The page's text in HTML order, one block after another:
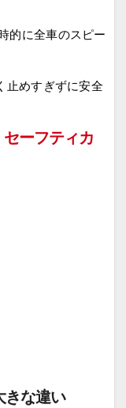
的に全車のスピー
止めすぎずに安全
セーフティカ
きな違い